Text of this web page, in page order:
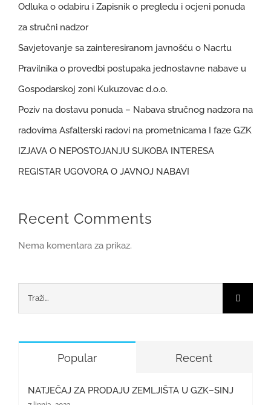
Odluka o odabiru i Zapisnik o pregledu i ocjeni ponuda
za stručni nadzor
Savjetovanje sa zainteresiranom javnošću o Nacrtu
Pravilnika o provedbi postupaka jednostavne nabave u
Gospodarskoj zoni Kukuzovac d.o.o.
Poziv na dostavu ponuda – Nabava stručnog nadzora na
radovima Asfalterski radovi na prometnicama I faze GZK
IZJAVA O NEPOSTOJANJU SUKOBA INTERESA
REGISTAR UGOVORA O JAVNOJ NABAVI
Recent Comments
Nema komentara za prikaz.
Traži...
Popular Recent
NATJEČAJ ZA PRODAJU ZEMLJIŠTA U GZK–SINJ